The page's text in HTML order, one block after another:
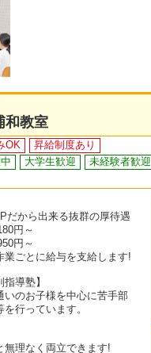
教室
OK
昇給制度あり
大学生歓迎
未経験者歓迎
だから出来る抜群の厚待遇
円～
円～
業ごとに給与を支給します!
導塾】
いのお子様を中心に苦手部
行っています。
無理なく両立できます!